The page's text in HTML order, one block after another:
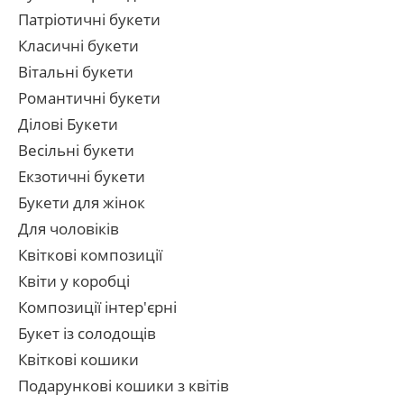
Патріотичні букети
Класичні букети
Вітальні букети
Романтичні букети
Ділові Букети
Весільні букети
Екзотичні букети
Букети для жінок
Для чоловіків
Квіткові композиції
Квіти у коробці
Композиції інтер'єрні
Букет із солодощів
Квіткові кошики
Подарункові кошики з квітів